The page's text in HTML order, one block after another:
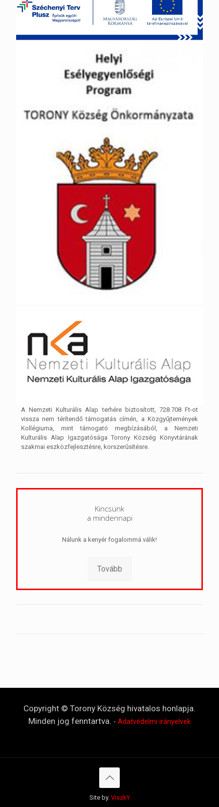
A Nemzeti Kulturális Alap terhére biztosított, 728.708 Ft-ot
vissza nem térítendő támogatás címén, a Közgyűjtemények
Kollégiuma, mint támogató megbízásából, a Nemzeti
Kulturális Alap Igazgatósága Torony Község Könyvtárának
szakmai eszközfejlesztésre, korszerűsítésre.
Kincsünk
a mindennapi
Nálunk a kenyér fogalommá válik!
Tovább
Copyright © Torony Község hivatalos honlapja.
Minden jog fenntartva. - Adatvédelmi irányelvek
Site by. ViszkY